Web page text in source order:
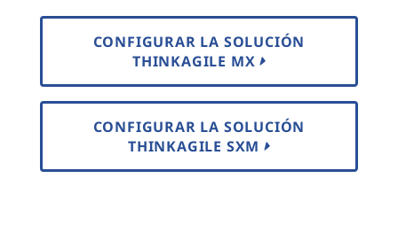
CONFIGURAR LA SOLUCIÓN
THINKAGILE MX
CONFIGURAR LA SOLUCIÓN
THINKAGILE SXM